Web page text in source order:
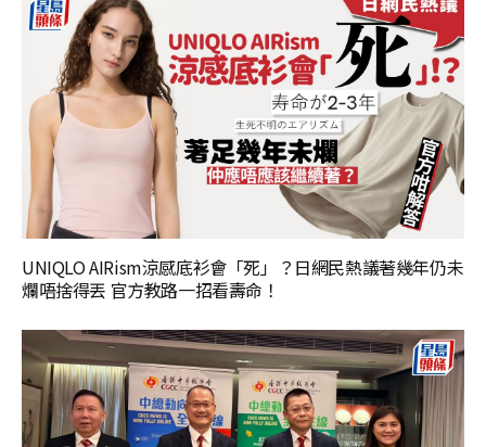
UNIQLO AIRism涼感底衫會「死」？日網民熱議著幾年仍未
爛唔捨得丟 官方教路一招看壽命！